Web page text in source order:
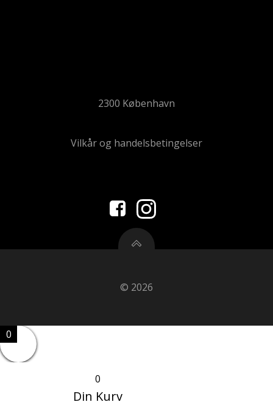
2300 København
Vilkår og handelsbetingelser
© 2026
0
0
Din Kurv